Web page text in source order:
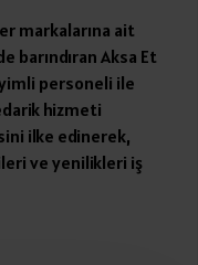
markalarına ait
barındıran Aksa Et
personeli ile
hizmeti
ilke edinerek,
ve yenilikleri iş